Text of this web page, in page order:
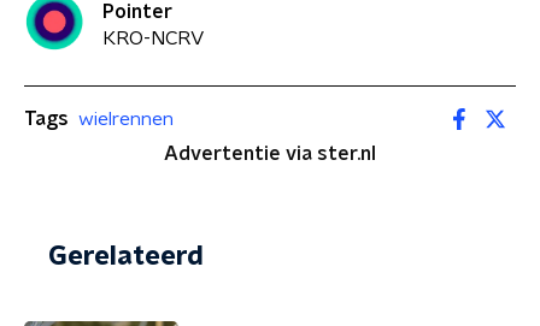
Pointer
KRO-NCRV
Tags wielrennen
Advertentie via ster.nl
Gerelateerd